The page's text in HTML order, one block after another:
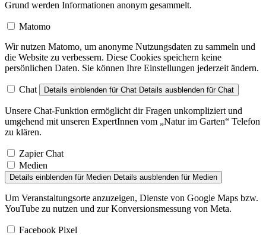
die Website zu verbessern. Diese Cookies speichern keine
persönlichen Daten. Sie können Ihre Einstellungen jederzeit ändern.
Unsere Chat-Funktion ermöglicht dir Fragen unkompliziert und
umgehend mit unseren ExpertInnen vom „Natur im Garten“ Telefon
zu klären.
Medien
Details einblenden
Um Veranstaltungsorte anzuzeigen, Dienste von Google Maps bzw.
YouTube zu nutzen und zur Konversionsmessung von Meta.
YouTube